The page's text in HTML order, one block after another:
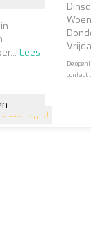
Lees
De
contact